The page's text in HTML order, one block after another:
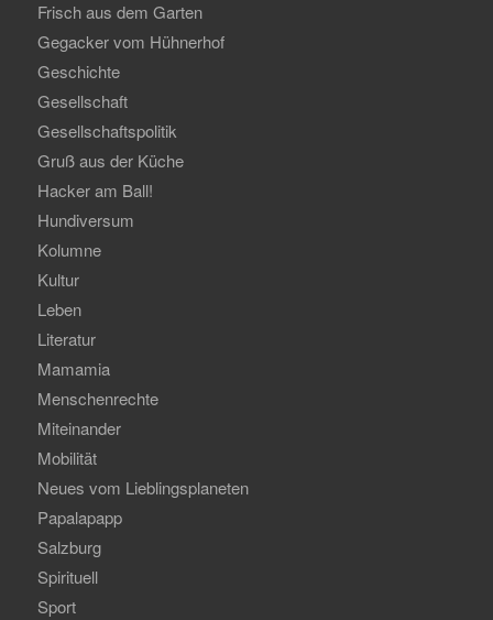
Frisch aus dem Garten
Gegacker vom Hühnerhof
Geschichte
Gesellschaft
Gesellschaftspolitik
Gruß aus der Küche
Hacker am Ball!
Hundiversum
Kolumne
Kultur
Leben
Literatur
Mamamia
Menschenrechte
Miteinander
Mobilität
Neues vom Lieblingsplaneten
Papalapapp
Salzburg
Spirituell
Sport